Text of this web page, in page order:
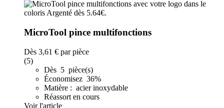
MicroTool pince multifonctions
Dès 3,61 € par pièce
(5)
Dès 5 pièce(s)
Économisez 36%
Matière : acier inoxydable
Réassort en cours
Voir l'article